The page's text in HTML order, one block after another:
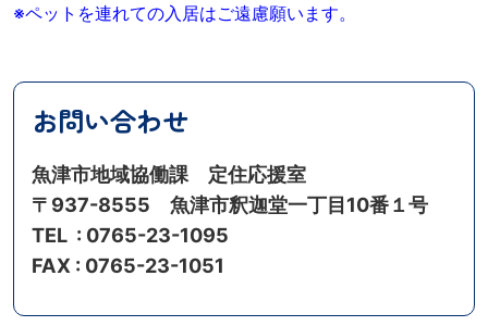
※ペットを連れての入居はご遠慮願います。
お問い合わせ
魚津市地域協働課 定住応援室
〒937-8555 魚津市釈迦堂一丁目10番１号
TEL : 0765-23-1095
FAX : 0765-23-1051